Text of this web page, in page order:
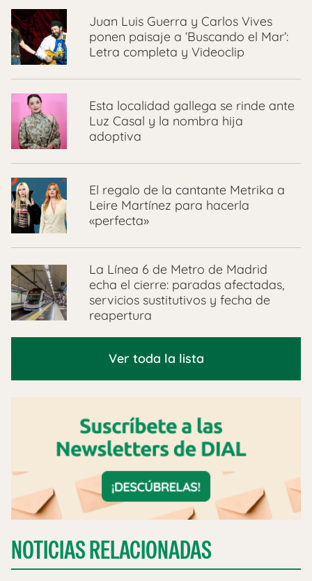
Juan Luis Guerra y Carlos Vives
ponen paisaje a ‘Buscando el Mar’:
Letra completa y Videoclip
Esta localidad gallega se rinde ante
Luz Casal y la nombra hija
adoptiva
El regalo de la cantante Metrika a
Leire Martínez para hacerla
«perfecta»
La Línea 6 de Metro de Madrid
echa el cierre: paradas afectadas,
servicios sustitutivos y fecha de
reapertura
Ver toda la lista
NOTICIAS RELACIONADAS